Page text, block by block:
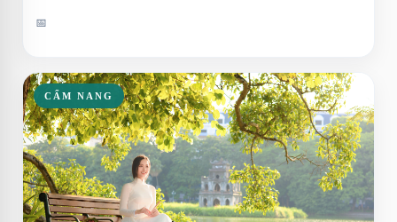
📅
CẨM NANG